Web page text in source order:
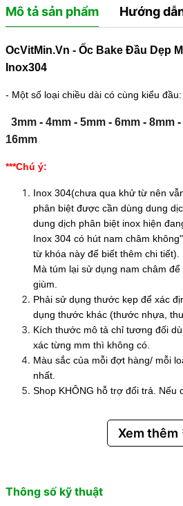
Mô tả sản phẩm Hướng
OcVitMin.Vn - Ốc Bake Đầu Dẹp
Inox304
- Một số loại chiều dài có cùng kiểu đầu:
3mm- 4mm- 5mm- 6mm- 8mm-
16mm
***Chú ý:
Inox 304(chưa qua khử từ nên
phân biệt được cần dùng dung
dung dịch phân biệt inox hiện
Inox 304 có hút nam châm
từ khóa này để biết thêm chi tiết).
Mà túm lại sử dụng nam châm
giùm.
Phải sử dụng thước kẹp để xác
dụng thước khác (thước nhựa,
Kích thước mô tả chỉ tương đối
xác từng mm thì không có.
Màu sắc của mỗi đợt hàng/ mỗi
nhất.
Shop KHÔNG hỗ trợ đổi trả. Nếu
Xem thêm
Thông số kỹ thuật